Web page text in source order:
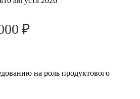
₽
на роль продуктового